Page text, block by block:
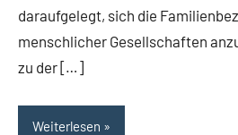
daraufgelegt, sich die
menschlicher Gesellschaften
zu der […]
Weiterlesen